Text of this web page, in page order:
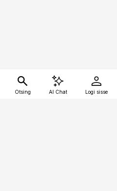
Otsing AI Chat Logi sisse